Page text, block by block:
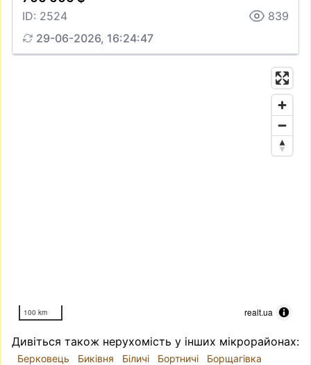
ID: 2524
839
29-06-2026, 16:24:47
100 km realt.ua
Дивіться також нерухомість у інших мікрорайонах:
Берковець Биківня Біличі Бортничі
Борщагівка